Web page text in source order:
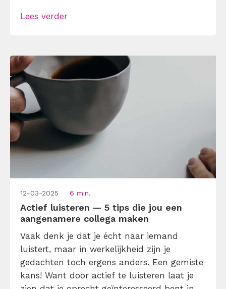
onmisbaar – zowel privé als op je werk. Hier
Lees verder
12-03-2025 6 min.
Actief luisteren — 5 tips die jou een
aangenamere collega maken
Vaak denk je dat je écht naar iemand
luistert, maar in werkelijkheid zijn je
gedachten toch ergens anders. Een gemiste
kans! Want door actief te luisteren laat je